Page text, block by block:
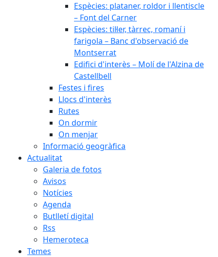
Espècies: plataner, roldor i llentiscle
– Font del Carner
Espècies: til·ler, tàrrec, romaní i
farigola – Banc d'observació de
Montserrat
Edifici d'interès – Molí de l'Alzina de
Castellbell
Festes i fires
Llocs d'interès
Rutes
On dormir
On menjar
Informació geogràfica
Actualitat
Galeria de fotos
Avisos
Notícies
Agenda
Butlletí digital
Rss
Hemeroteca
Temes